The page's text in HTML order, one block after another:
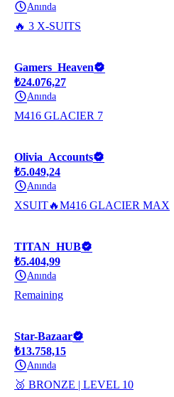
Anında
🔥 3 X-SUITS
Gamers_Heaven
₺24.076,27
Anında
M416 GLACIER 7
Olivia_Accounts
₺5.049,24
Anında
XSUIT🔥M416 GLACIER MAX
TITAN_HUB
₺5.404,99
Anında
Remaining
Star-Bazaar
₺13.758,15
Anında
🥉 BRONZE | LEVEL 10